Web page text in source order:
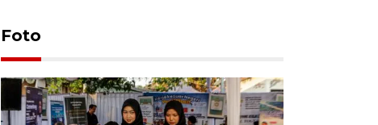
Foto